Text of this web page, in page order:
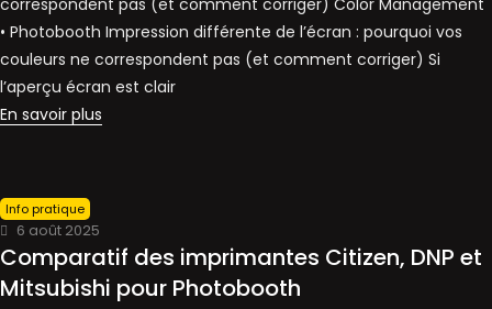
correspondent pas (et comment corriger) Color Management
• Photobooth Impression différente de l’écran : pourquoi vos
couleurs ne correspondent pas (et comment corriger) Si
l’aperçu écran est clair
En savoir plus
Info pratique
6 août 2025
Comparatif des imprimantes Citizen, DNP et
Mitsubishi pour Photobooth